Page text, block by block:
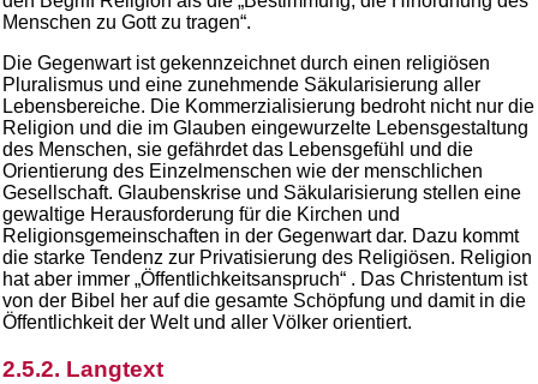
Menschen zu Gott zu tragen“.
Die Gegenwart ist gekennzeichnet durch einen religiösen
Pluralismus und eine zunehmende Säkularisierung aller
Lebensbereiche. Die Kommerzialisierung bedroht nicht nur die
Religion und die im Glauben eingewurzelte Lebensgestaltung
des Menschen, sie gefährdet das Lebensgefühl und die
Orientierung des Einzelmenschen wie der menschlichen
Gesellschaft. Glaubenskrise und Säkularisierung stellen eine
gewaltige Herausforderung für die Kirchen und
Religionsgemeinschaften in der Gegenwart dar. Dazu kommt
die starke Tendenz zur Privatisierung des Religiösen. Religion
hat aber immer „Öffentlichkeitsanspruch“ . Das Christentum ist
von der Bibel her auf die gesamte Schöpfung und damit in die
Öffentlichkeit der Welt und aller Völker orientiert.
2.5.2. Langtext